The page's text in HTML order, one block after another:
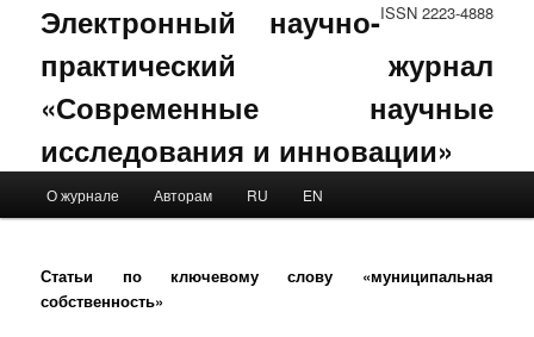
ISSN 2223-4888
Электронный научно-
практический журнал
«Современные научные
исследования и инновации»
Skip to primary content
Skip to secondary content
О журнале Авторам RU EN
Статьи по ключевому слову «муниципальная
собственность»